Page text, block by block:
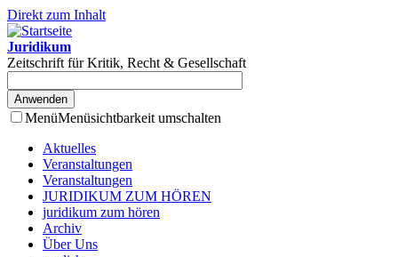
Direkt zum Inhalt
Juridikum
Zeitschrift für Kritik, Recht & Gesellschaft
MenüMenüsichtbarkeit umschalten
Aktuelles
Veranstaltungen
Veranstaltungen
JURIDIKUM ZUM HÖREN
juridikum zum hören
Archiv
Über Uns